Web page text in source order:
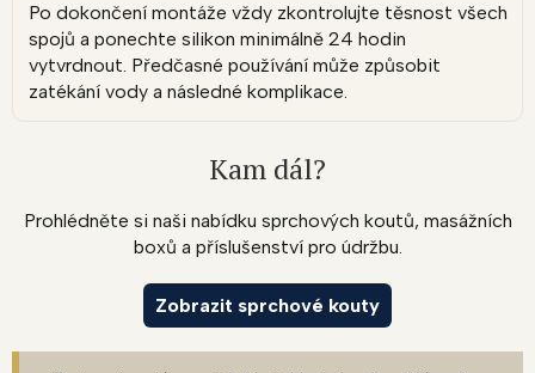
Po dokončení montáže vždy zkontrolujte těsnost všech
spojů a ponechte silikon minimálně 24 hodin
vytvrdnout. Předčasné používání může způsobit
zatékání vody a následné komplikace.
Kam dál?
Prohlédněte si naši nabídku sprchových koutů, masážních
boxů a příslušenství pro údržbu.
Zobrazit sprchové kouty